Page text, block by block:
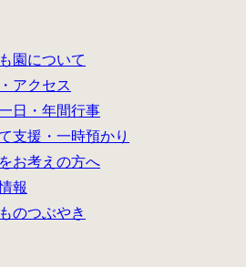
園について
アクセス
日・年間行事
支援・一時預かり
お考えの方へ
報
のつぶやき